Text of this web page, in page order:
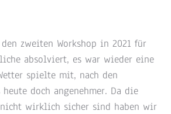
zweiten Workshop in 2021 für
absolviert, es war wieder eine
spielte mit, nach den
heute doch angenehmer. Da die
nicht wirklich sicher sind haben wir